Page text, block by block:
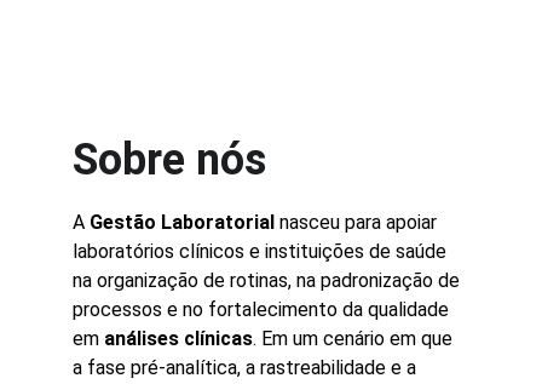
Sobre nós
A Gestão Laboratorial nasceu para apoiar
laboratórios clínicos e instituições de saúde
na organização de rotinas, na padronização de
processos e no fortalecimento da qualidade
em análises clínicas. Em um cenário em que
a fase pré-analítica, a rastreabilidade e a